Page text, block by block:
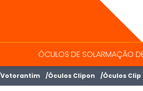
ÓCULOS DE SOLARMAÇÃO
Votorantim Óculos Clipon Óculos Clip